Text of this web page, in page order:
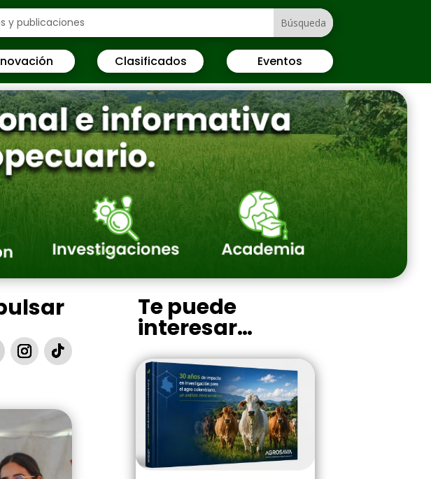
Clasificados Eventos
Te puede
interesar…